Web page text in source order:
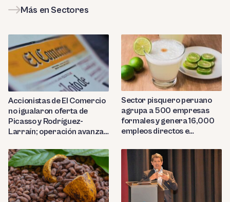
Más en Sectores
Accionistas de El Comercio
no igualaron oferta de
Picasso y Rodríguez-
Larraín; operación avanza
Sector pisquero peruano
agrupa a 500 empresas
formales y genera 16,000
empleos directos e